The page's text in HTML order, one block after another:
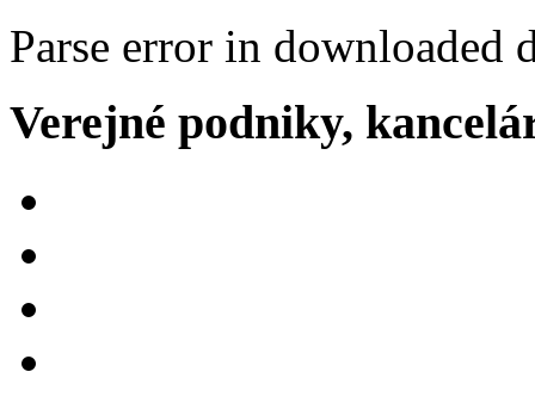
Parse error in downloaded
Verejné podniky,